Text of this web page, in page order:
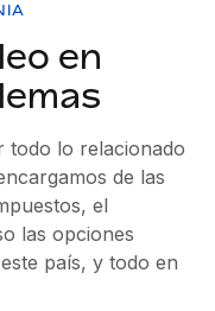
y conforme a la
en entidades.
según el país.
los estados de EE.
errónea
errónea por país.
en
todo lo relacionado
de las
el
las opciones
país, y todo en